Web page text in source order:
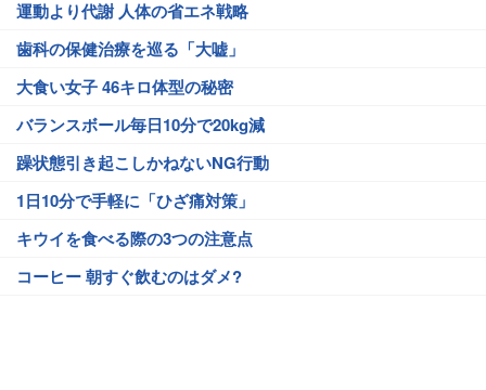
運動より代謝 人体の省エネ戦略
歯科の保健治療を巡る「大嘘」
大食い女子 46キロ体型の秘密
バランスボール毎日10分で20kg減
躁状態引き起こしかねないNG行動
1日10分で手軽に「ひざ痛対策」
キウイを食べる際の3つの注意点
コーヒー 朝すぐ飲むのはダメ?